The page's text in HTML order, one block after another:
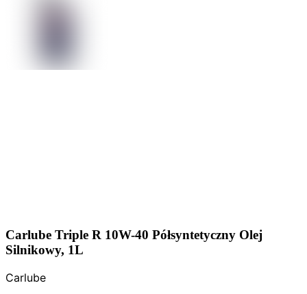
Carlube Triple R 10W-40 Półsyntetyczny Olej
Silnikowy, 1L
Carlube